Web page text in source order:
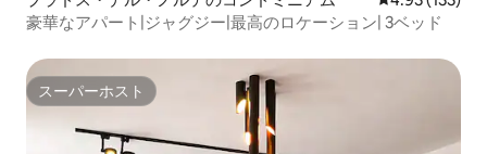
豪華なアパート|ジャグジー|最高のロケーション| 3ベッド
スーパーホスト
スーパーホスト